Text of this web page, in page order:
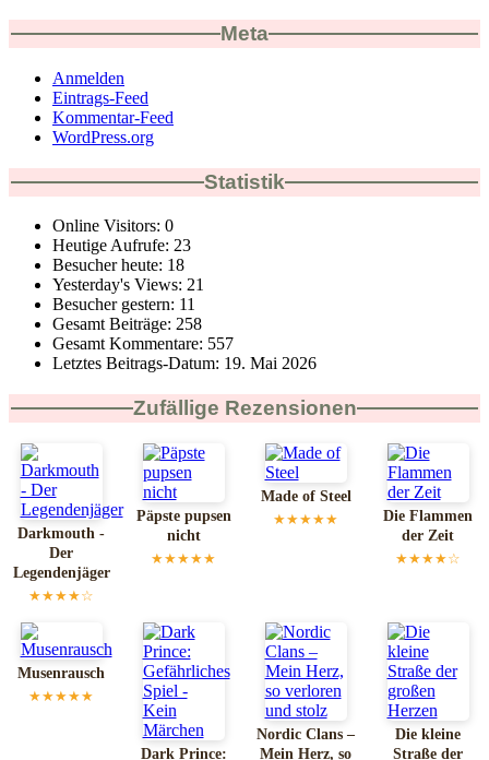
Meta
Anmelden
Eintrags-Feed
Kommentar-Feed
WordPress.org
Statistik
Online Visitors: 0
Heutige Aufrufe: 23
Besucher heute: 18
Yesterday's Views: 21
Besucher gestern: 11
Gesamt Beiträge: 258
Gesamt Kommentare: 557
Letztes Beitrags-Datum: 19. Mai 2026
Zufällige Rezensionen
Darkmouth -
Der
Legendenjäger
★★★★☆
Päpste pupsen
nicht
★★★★★
Made of Steel
★★★★★
Die Flammen
der Zeit
★★★★☆
Musenrausch
★★★★★
Dark Prince:
Nordic Clans –
Mein Herz, so
Die kleine
Straße der